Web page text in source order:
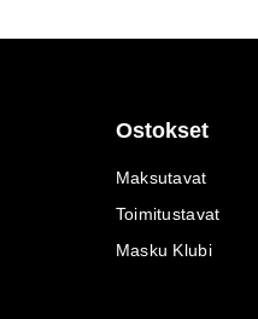
Ostokset
Maksutavat
Toimitustavat
Masku Klubi